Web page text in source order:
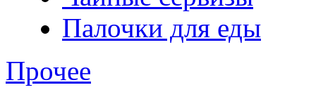
Палочки для еды
Прочее